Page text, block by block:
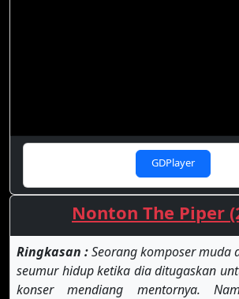
GDPlayer
Nonton The Piper
Ringkasan :Seorang komposer muda
seumur hidup ketika dia ditugaskan
konser mendiang mentornya.